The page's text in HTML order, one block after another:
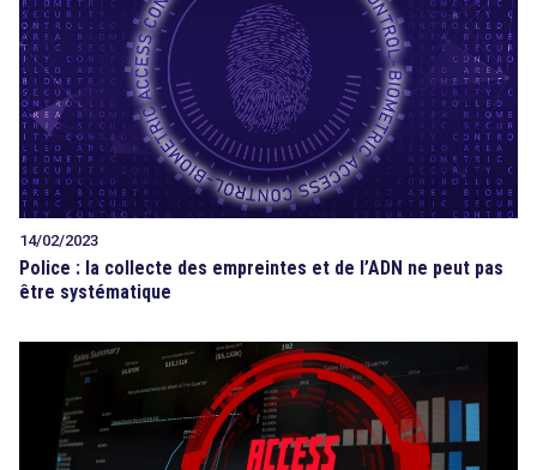
14/02/2023
Police : la collecte des empreintes et de l’ADN ne peut pas
être systématique